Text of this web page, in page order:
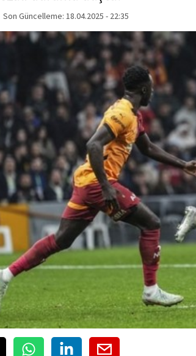
Son Güncelleme:18.04.2025 - 22:35